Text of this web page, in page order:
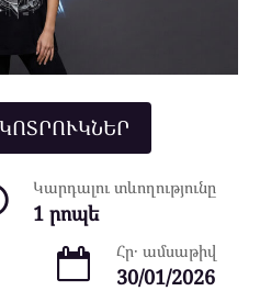
Կարդալու տևողությունը
1 րոպե
Հր․ ամսաթիվ
30/01/2026